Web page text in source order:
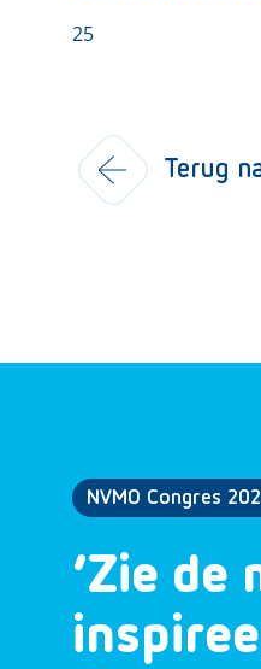
25
Terug
NVMO Congres
‘Zie de